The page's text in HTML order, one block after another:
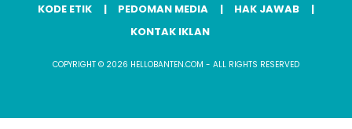
KODE ETIK
PEDOMAN MEDIA
HAK JAWAB
KONTAK IKLAN
COPYRIGHT © 2026 HELLOBANTEN.COM - ALL RIGHTS RESERVED